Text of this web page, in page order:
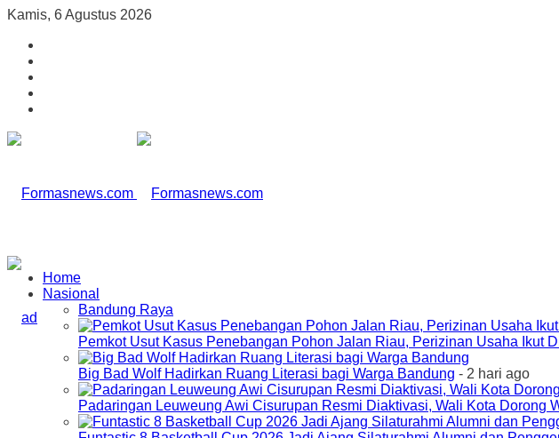
Kamis, 6 Agustus 2026
Home
Nasional
Bandung Raya
Pemkot Usut Kasus Penebangan Pohon Jalan Riau, Perizinan Usaha Ikut
Big Bad Wolf Hadirkan Ruang Literasi bagi Warga Bandung - 2 hari ago
Padaringan Leuweung Awi Cisurupan Resmi Diaktivasi, Wali Kota Dorong